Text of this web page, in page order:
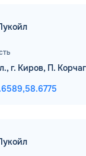
г. Киров, П.
58.6775